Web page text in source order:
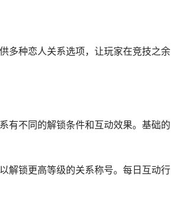
多种恋人关系选项，让玩家在竞技之余
有不同的解锁条件和互动效果。基础的
解锁更高等级的关系称号。每日互动行